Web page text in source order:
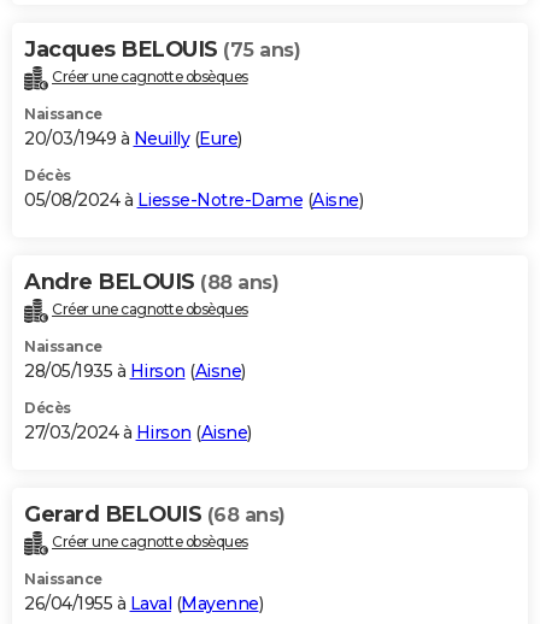
Carte de Noël
Carte Bonne année
Carte Saint-Valentin
Carte Pâques
Carte d'anniversaire
DICTIONNAIRE
Dictionnaire
Biographies
Citations
Expressions
Proverbes
PROGRAMME TV
S'inscrire
Se connecter
Lycées
Collèges
Primaires
Universités
Entreprises
Service militaire
Avis de recherche
AVIS DE DÉCÈS
Bricolage
Lifestyle
Culture
Sport
Auto
Television
Voyage
Cinema
Jacques BELOUIS (75 ans)
Créer une cagnotte obsèques
Naissance
20/03/1949 à Neuilly(Eure)
Décès
05/08/2024 à Liesse-Notre-Dame (Aisne)
Andre BELOUIS (88 ans)
Créer une cagnotte obsèques
Naissance
28/05/1935 à Hirson (Aisne)
Décès
27/03/2024 à Hirson (Aisne)
Gerard BELOUIS (68 ans)
Créer une cagnotte obsèques
Naissance
26/04/1955 à Laval (Mayenne)